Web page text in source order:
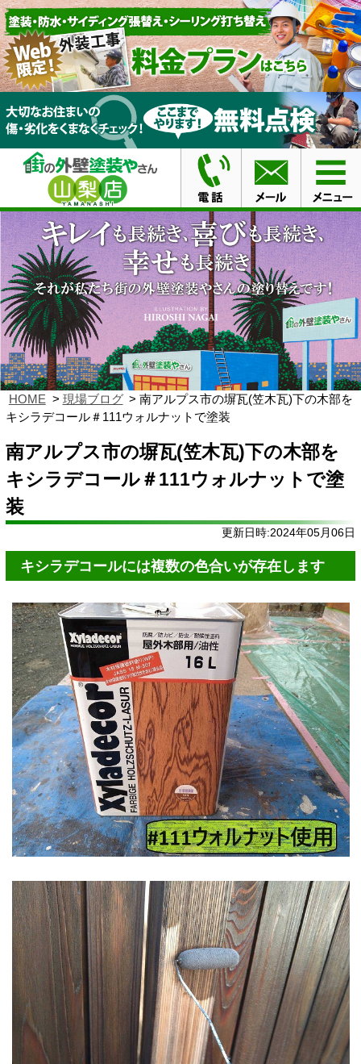
HOME 現場ブログ
南アルプス市の塀瓦(笠木瓦)下の木部を
キシラデコール＃111ウォルナットで塗装
南アルプス市の塀瓦(笠木瓦)下の木部を
キシラデコール＃111ウォルナットで塗
装
更新日時:2024年05月06日
キシラデコールには複数の色合いが存在します